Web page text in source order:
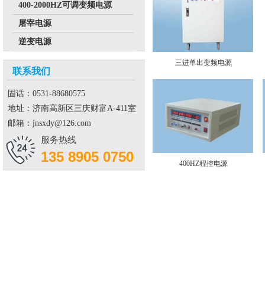
三进单出变频电源
400HZ程控电源
400-2000HZ可调变频电源
屠宰电源
逆变电源
联系我们
服务热线
135 8905 0750
固话：0531-88680575
地址：济南高新区三庆财富A-411室
邮箱：jnsxdy@126.com